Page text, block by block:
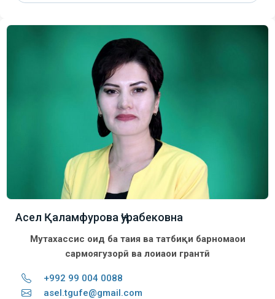
Асел Қаламфурова Ҷурабековна
Мутахассис оид ба таҳия ва татбиқи барномаҳои
сармоягузорӣ ва лоиаҳои грантӣ
+992 99 004 0088
asel.tgufe@gmail.com